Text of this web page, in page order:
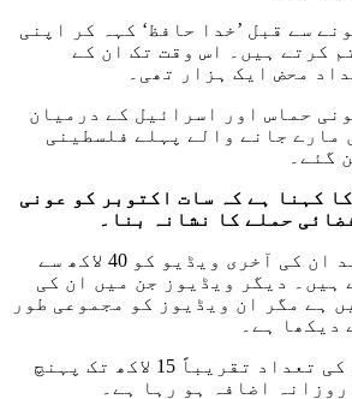
سے قبل ’خدا حافظ‘ کہہ کر اپنی
کرتے ہیں۔ اس وقت تک ان کے
محض ایک ہزار تھی۔
حماس اور اسرائیل کے درمیان
مارے جانے والے پہلے فلسطینی
گئے۔
کہنا ہے کہ سات اکتوبر کو عونی
حملے کا نشانہ بنا۔
اب اُن کی موت کے بعد ان کی آخری ویڈیو کو 40 لاکھ سے
ہیں۔ دیگر ویڈیوز جن میں ان کی
ہے مگر ان ویڈیوز کو مجموعی طور
دیکھا ہے۔
اس کے سبسکرائبرز کی تعداد تقریباً 15 لاکھ تک پہنچ
اضافہ ہو رہا ہے۔